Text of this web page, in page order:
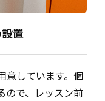
置
意しています。個
ので、レッスン前